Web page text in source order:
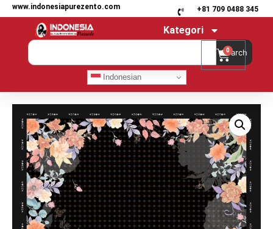
www.indonesiapurezento.com +81 709 0488 345
Kategori
Search
0
Indonesian